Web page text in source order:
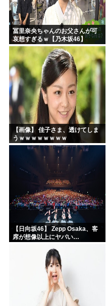
冨里奈央ちゃんのお父さんが可
哀想すぎるｗ【乃木坂46】
【画像】 佳子さま、透けてしま
うｗｗｗｗｗｗｗｗ
【日向坂46】 Zepp Osaka、客
席が想像以上にヤバい…